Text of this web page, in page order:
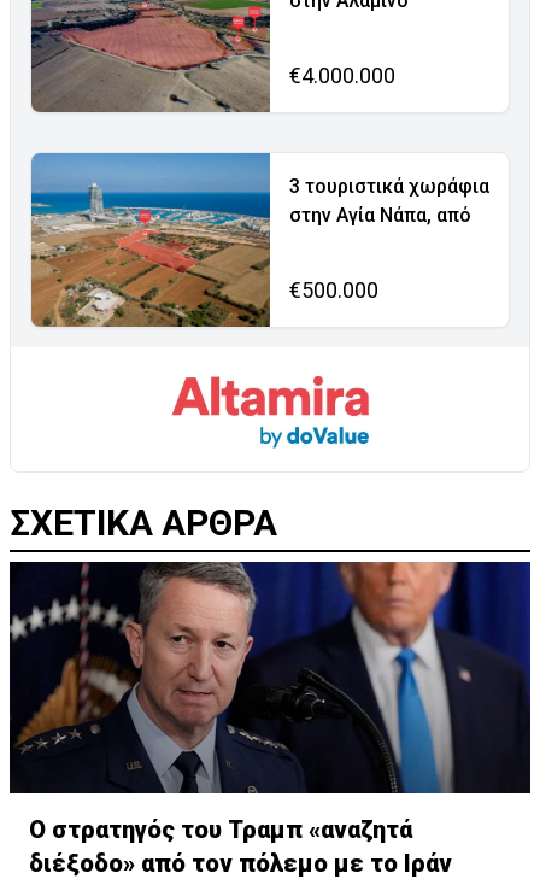
€4.000.000
3 τουριστικά χωράφια
στην Αγία Νάπα, από
€500.000
ΣΧΕΤΙΚΑ ΑΡΘΡΑ
Ο στρατηγός του Τραμπ «αναζητά
διέξοδο» από τον πόλεμο με το Ιράν